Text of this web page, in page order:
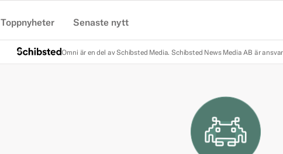
Toppnyheter Senaste nytt
Omni är en del av Schibsted Media. Schibsted News Media AB är